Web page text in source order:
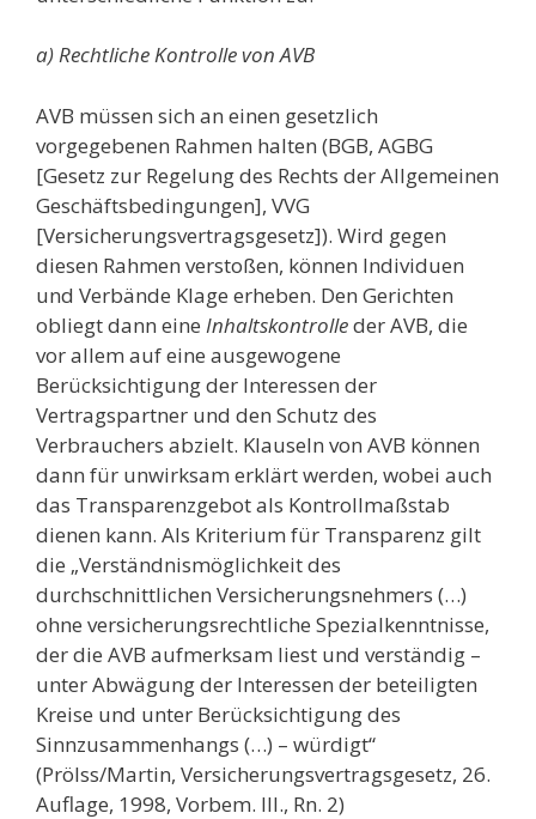
a) Rechtliche Kontrolle von AVB
AVB müssen sich an einen gesetzlich
vorgegebenen Rahmen halten (BGB, AGBG
[Gesetz zur Regelung des Rechts der Allgemeinen
Geschäftsbedingungen], VVG
[Versicherungsvertragsgesetz]). Wird gegen
diesen Rahmen verstoßen, können Individuen
und Verbände Klage erheben. Den Gerichten
obliegt dann eine Inhaltskontrolleder AVB, die
vor allem auf eine ausgewogene
Berücksichtigung der Interessen der
Vertragspartner und den Schutz des
Verbrauchers abzielt. Klauseln von AVB können
dann für unwirksam erklärt werden, wobei auch
das Transparenzgebot als Kontrollmaßstab
dienen kann. Als Kriterium für Transparenz gilt
die „Verständnismöglichkeit des
durchschnittlichen Versicherungsnehmers (…)
ohne versicherungsrechtliche Spezialkenntnisse,
der die AVB aufmerksam liest und verständig –
unter Abwägung der Interessen der beteiligten
Kreise und unter Berücksichtigung des
Sinnzusammenhangs (…) – würdigt“
(Prölss/Martin, Versicherungsvertragsgesetz, 26.
Auflage, 1998, Vorbem. III., Rn. 2)